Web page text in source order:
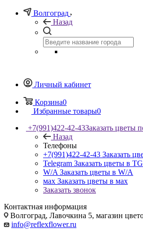
Волгоград
Назад
Личный кабинет
Корзина0
Избранные товары0
+7(991)422-42-43Заказать цветы
Назад
Телефоны
+7(991)422-42-43 Заказать
Telegram Заказать цветы в TG
W/A Заказать цветы в W/A
мах Заказать цветы в мах
Заказать звонок
Контактная информация
Волгоград, Лавочкина 5, магазин
info@reflexflower.ru